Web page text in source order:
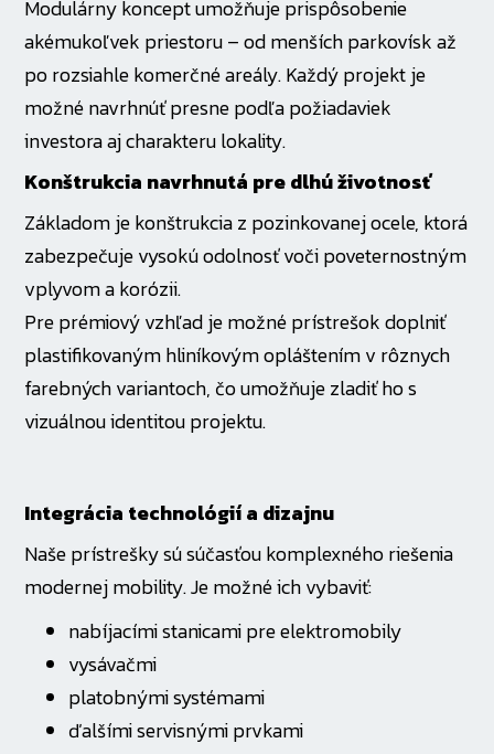
Modulárny koncept umožňuje prispôsobenie
akémukoľvek priestoru – od menších parkovísk až
po rozsiahle komerčné areály. Každý projekt je
možné navrhnúť presne podľa požiadaviek
investora aj charakteru lokality.
Konštrukcia navrhnutá pre dlhú životnosť
Základom je konštrukcia z pozinkovanej ocele, ktorá
zabezpečuje vysokú odolnosť voči poveternostným
vplyvom a korózii.
Pre prémiový vzhľad je možné prístrešok doplniť
plastifikovaným hliníkovým opláštením v rôznych
farebných variantoch, čo umožňuje zladiť ho s
vizuálnou identitou projektu.
Integrácia technológií a dizajnu
Naše prístrešky sú súčasťou komplexného riešenia
modernej mobility. Je možné ich vybaviť:
nabíjacími stanicami pre elektromobily
vysávačmi
platobnými systémami
ďalšími servisnými prvkami